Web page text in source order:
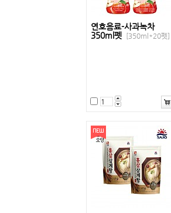
연호음료-사과녹차
350ml펫
[350ml*20펫]